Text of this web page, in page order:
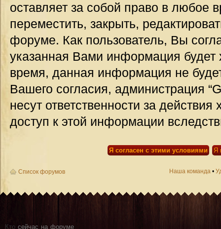
оставляет за собой право в любое
переместить, закрыть,
форуме. Как пользователь, Вы
указанная Вами информация будет
время, данная информация не
Вашего согласия, администрация
несут ответственности за
доступ к этой информации
Список форумов Наша команда •
Кто сейчас на форуме